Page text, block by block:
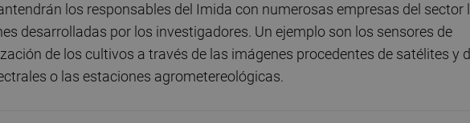
los responsables del Imida con numerosas empresas del sector
desarrolladas por los investigadores. Un ejemplo son los sensores de
de los cultivos a través de las imágenes procedentes de satélites y
o las estaciones agrometereológicas.